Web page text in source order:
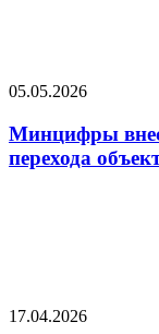
05.05.2026
Минцифры
перехода
17.04.2026